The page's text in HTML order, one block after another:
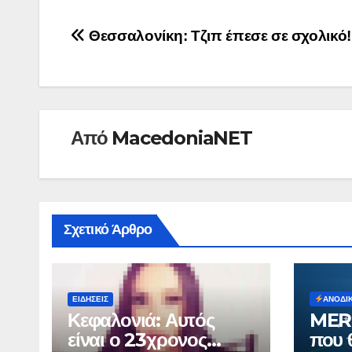
Πλοήγηση
Θεσσαλονίκη: Τζιπ έπεσε σε σχολικό!
Από MacedoniaNET
Σχετικό Άρθρο
ΕΙΔΉΣΕΙΣ
Κεφαλονιά: Αυτός
είναι ο 23χρονος
που